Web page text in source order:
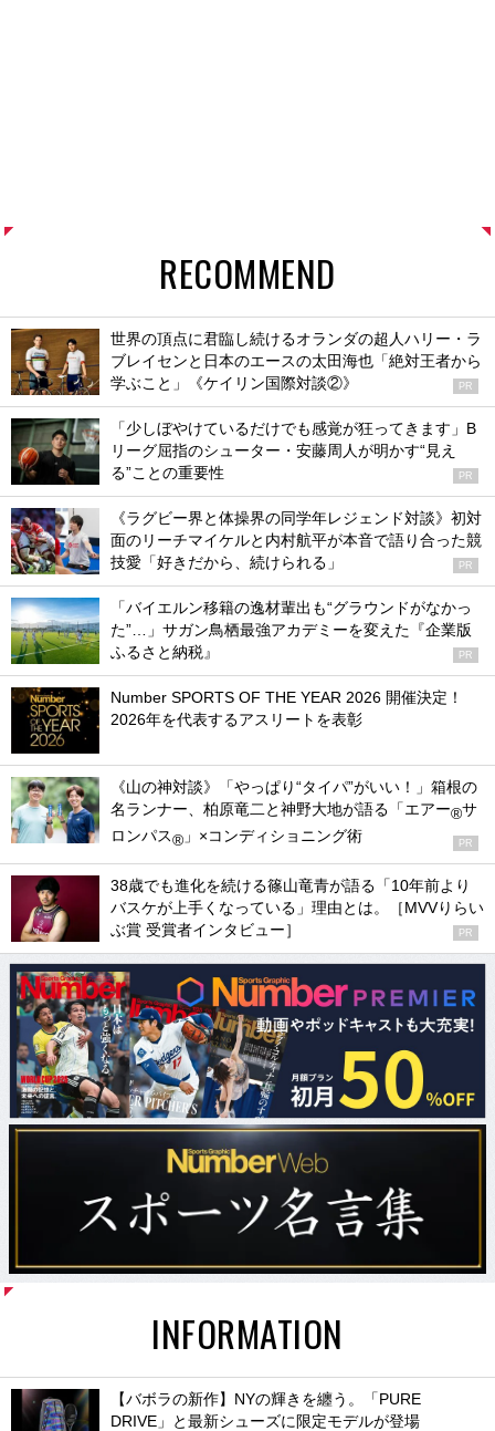
RECOMMEND
世界の頂点に君臨し続けるオランダの超人ハリー・ラ
ブレイセンと日本のエースの太田海也「絶対王者から
学ぶこと」《ケイリン国際対談②》
PR
「少しぼやけているだけでも感覚が狂ってきます」B
リーグ屈指のシューター・安藤周人が明かす“見え
る”ことの重要性
PR
《ラグビー界と体操界の同学年レジェンド対談》初対
面のリーチマイケルと内村航平が本音で語り合った競
技愛「好きだから、続けられる」
PR
「バイエルン移籍の逸材輩出も“グラウンドがなかっ
た”…」サガン鳥栖最強アカデミーを変えた『企業版
ふるさと納税』
PR
Number SPORTS OF THE YEAR 2026 開催決定！
2026年を代表するアスリートを表彰
《山の神対談》「やっぱり“タイパ”がいい！」箱根の
名ランナー、柏原竜二と神野大地が語る「エアー®サ
ロンパス® 」×コンディショニング術 PR
38歳でも進化を続ける篠山竜青が語る「10年前より
バスケが上手くなっている」理由とは。［MVVりらい
ぶ賞 受賞者インタビュー］
PR
INFORMATION
【バボラの新作】NYの輝きを纏う。「PURE
DRIVE」と最新シューズに限定モデルが登場